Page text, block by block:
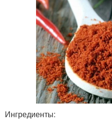
Ингредиенты: